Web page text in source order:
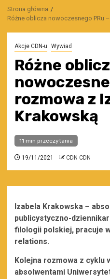
Strona główna
Różne oblicza nowoczesnego PRu
Akcje CDN-u Wywiad
Różne
rozmowa z
Krakowską
11 min przeczytania
19/11/2021 CDN CDN
Izabela Krakowska –
publicystyczno-
filologii polskiej, pracuje
relations.
Kolejna rozmowa z cyklu
absolwentami